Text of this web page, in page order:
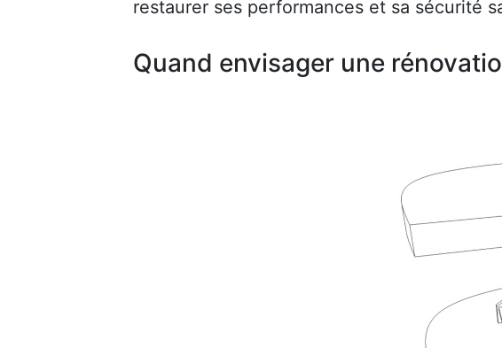
restaurer ses performances et sa sécurité
Quand envisager une